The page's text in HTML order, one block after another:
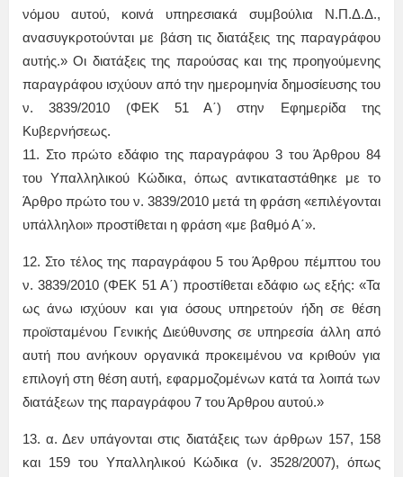
νόμου αυτού, κοινά υπηρεσιακά συμβούλια Ν.Π.Δ.Δ.,
ανασυγκροτούνται με βάση τις διατάξεις της παραγράφου
αυτής.» Οι διατάξεις της παρούσας και της προηγούμενης
παραγράφου ισχύουν από την ημερομηνία δημοσίευσης του
ν. 3839/2010 (ΦΕΚ 51 Α΄) στην Εφημερίδα της
Κυβερνήσεως.
11. Στο πρώτο εδάφιο της παραγράφου 3 του Άρθρου 84
του Υπαλληλικού Κώδικα, όπως αντικαταστάθηκε με το
Άρθρο πρώτο του ν. 3839/2010 μετά τη φράση «επιλέγονται
υπάλληλοι» προστίθεται η φράση «με βαθμό Α΄».
12. Στο τέλος της παραγράφου 5 του Άρθρου πέμπτου του
ν. 3839/2010 (ΦΕΚ 51 Α΄) προστίθεται εδάφιο ως εξής: «Τα
ως άνω ισχύουν και για όσους υπηρετούν ήδη σε θέση
προϊσταμένου Γενικής Διεύθυνσης σε υπηρεσία άλλη από
αυτή που ανήκουν οργανικά προκειμένου να κριθούν για
επιλογή στη θέση αυτή, εφαρμοζομένων κατά τα λοιπά των
διατάξεων της παραγράφου 7 του Άρθρου αυτού.»
13. α. Δεν υπάγονται στις διατάξεις των άρθρων 157, 158
και 159 του Υπαλληλικού Κώδικα (ν. 3528/2007), όπως